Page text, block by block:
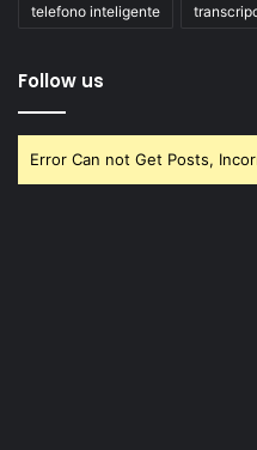
telefono inteligente
Follow us
Error Can not Get Posts,